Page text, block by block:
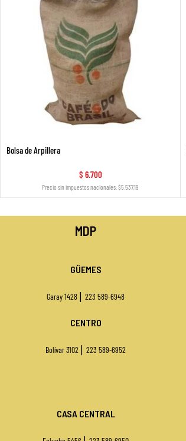
Bolsa de Arpillera
$ 6.700
Precio sin impuestos nacionales: $5.537,19
MDP
GÜEMES
Garay 1428 |223 589-6948
CENTRO
Bolívar 3102 |223 589-6952
CASA CENTRAL